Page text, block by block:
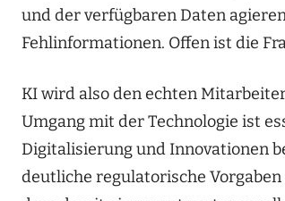
und der verfügbaren Daten
Fehlinformationen. Offen ist die
KI wird also den echten
Umgang mit der Technologie ist
Digitalisierung und Innovationen
deutliche regulatorische